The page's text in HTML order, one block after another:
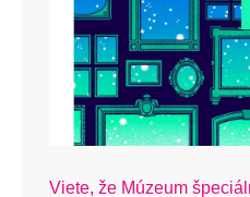
Viete, že Múzeum